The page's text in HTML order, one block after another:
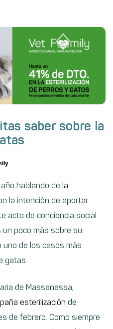
saber sobre la
hablando de la
la intención de aportar
acto de conciencia social.
poco más sobre su
uno de los casos más
gatas.
de Massanassa,
esterilización de
de febrero. Como siempre